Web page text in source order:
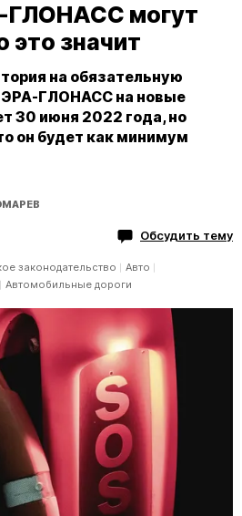
ГЛОНАСС могут
это значит
на обязательную
ЭРА-ГЛОНАСС на новые
30 июня 2022 года, но
он будет как минимум
Обсудить тему
законодательство
Авто
Автомобильные дороги